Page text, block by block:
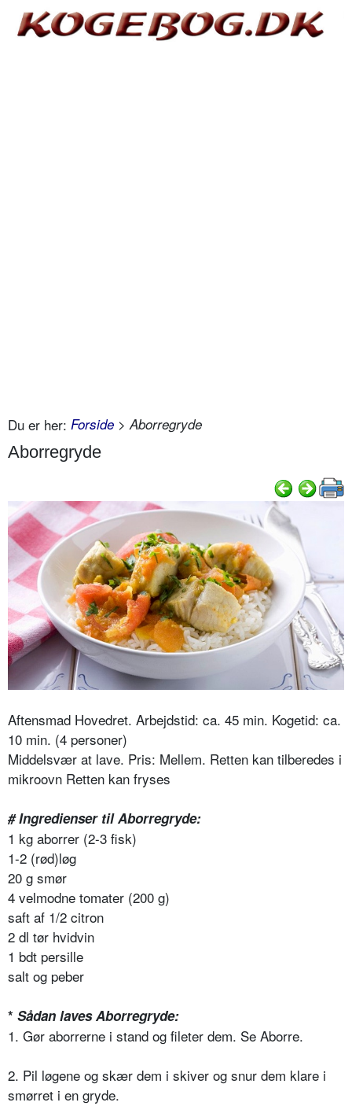
Du er her: Forside > Aborregryde
Aborregryde
Aftensmad Hovedret. Arbejdstid: ca. 45 min. Kogetid: ca.
10 min. (4 personer)
Middelsvær at lave. Pris: Mellem. Retten kan tilberedes i
mikroovn Retten kan fryses
# Ingredienser til Aborregryde:
1 kg aborrer (2-3 fisk)
1-2 (rød)løg
20 g smør
4 velmodne tomater (200 g)
saft af 1/2 citron
2 dl tør hvidvin
1 bdt persille
salt og peber
* Sådan laves Aborregryde:
1. Gør aborrerne i stand og fileter dem. Se Aborre.
2. Pil løgene og skær dem i skiver og snur dem klare i
smørret i en gryde.